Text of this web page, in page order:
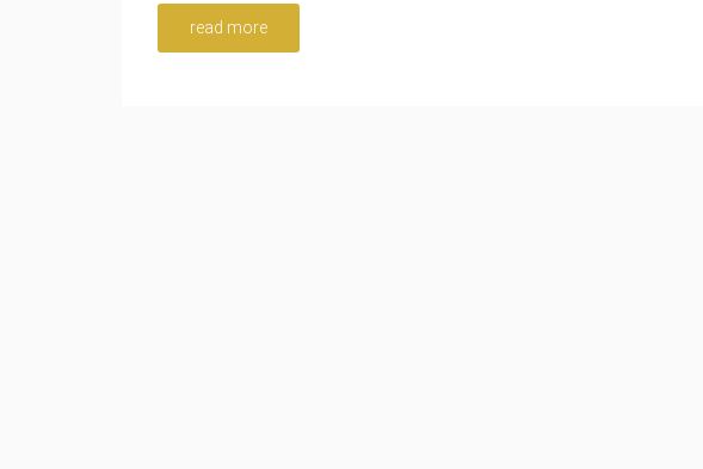
read more